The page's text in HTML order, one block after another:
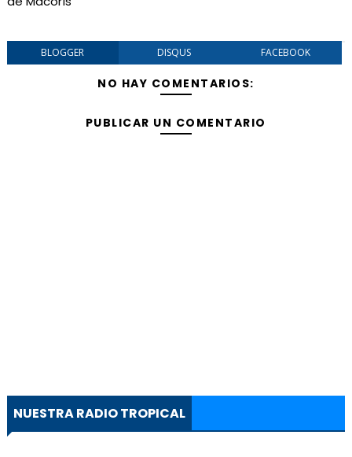
BLOGGER DISQUS FACEBOOK
NO HAY COMENTARIOS:
PUBLICAR UN COMENTARIO
NUESTRA RADIO TROPICAL